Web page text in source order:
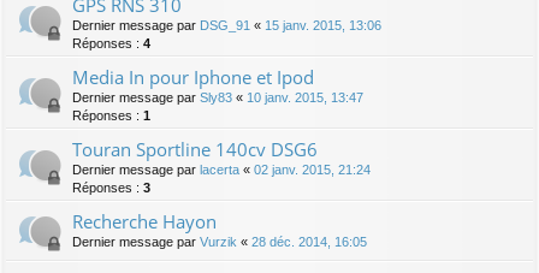
Dernier message par DSG_91 « 15 janv. 2015, 13:06
Réponses : 4
Media In pour Iphone et Ipod
Dernier message par Sly83 « 10 janv. 2015, 13:47
Réponses : 1
Touran Sportline 140cv DSG6
Dernier message par lacerta « 02 janv. 2015, 21:24
Réponses : 3
Recherche Hayon
Dernier message par Vurzik « 28 déc. 2014, 16:05